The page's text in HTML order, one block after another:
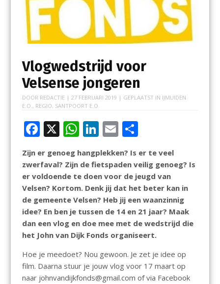
Vlogwedstrijd voor
Velsense jongeren
DOOR REDACTIE | 27 FEBRUARI 2019 | GEPLAATST IN IJMUIDEN
E.O. , REGIO, SANTPOORT E.O.
F
e
b
o
o
k
X W
h
at
s
A
p
p
Li
n
k
e
dI
n
E
ai
l
D
e
n
Zijn er genoeg hangplekken? Is er te veel
zwerfaval? Zijn de fietspaden veilig genoeg? Is
er voldoende te doen voor de jeugd van
Velsen? Kortom. Denk jij dat het beter kan in
de gemeente Velsen? Heb jij een waanzinnig
idee? En ben je tussen de 14 en 21 jaar? Maak
dan een vlog en doe mee met de wedstrijd die
het John van Dijk Fonds organiseert.
Hoe je meedoet? Nou gewoon. Je zet je idee op
film. Daarna stuur je jouw vlog voor 17 maart op
naar johnvandijkfonds@gmail.com of via Facebook